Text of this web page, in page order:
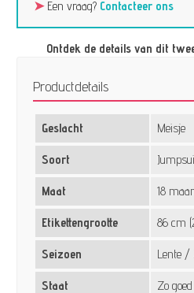
➤Een vraag? Contacteer ons
Ontdek de details van dit
Productdetails
Geslacht Meisje
Soort
Maat 18
Etikettengrootte 86 cm
Seizoen Lente /
Staat Zo